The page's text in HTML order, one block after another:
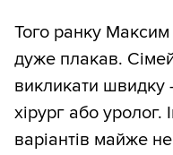
Того ранку
дуже плакав.
викликати швидку
хірург або уролог.
варіантів майже